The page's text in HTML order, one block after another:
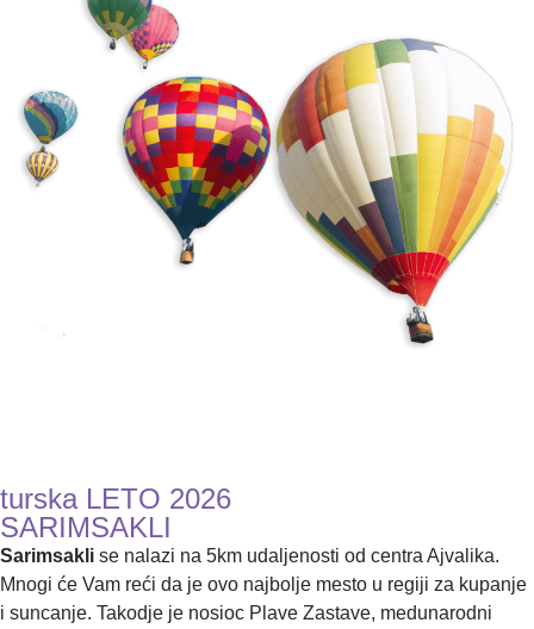
turska LETO 2026
SARIMSAKLI
Sarimsakli se nalazi na 5km udaljenosti od centra Ajvalika.
Mnogi će Vam reći da je ovo najbolje mesto u regiji za kupanje
i suncanje. Takodje je nosioc Plave Zastave, medunarodni